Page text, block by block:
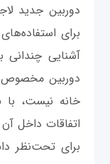
دوربین جدید
برای
دوربین مخصوص
خانه نیست،
اتفاقات داخل
برای تحت‌نظر